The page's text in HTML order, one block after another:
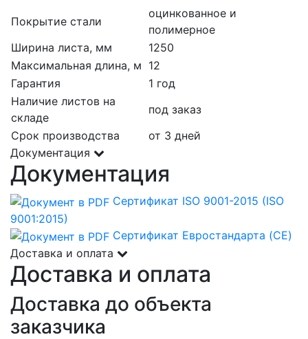
Покрытие стали
оцинкованное и
полимерное
Ширина листа, мм
1250
Максимальная длина, м 12
Гарантия
1 год
Наличие листов на
складе
под заказ
Срок производства
от 3 дней
Документация
Документация
Сертификат ISO 9001-2015 (ISO
9001:2015)
Сертификат Евростандарта (CE)
Доставка и оплата
Доставка и оплата
Доставка до объекта
заказчика